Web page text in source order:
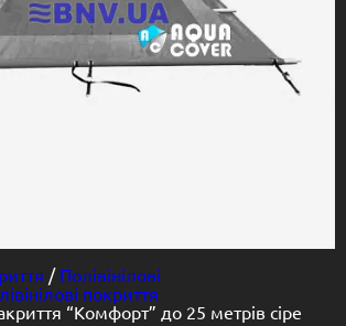
/ Полівінілові
покриття
“Комфорт” до 25 метрів сіре